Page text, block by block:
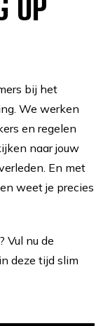
bij het
We werken
en regelen
naar jouw
En met
weet je precies
Vul nu de
deze tijd slim